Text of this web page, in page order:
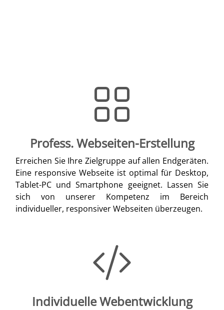
Profess. Webseiten-Erstellung
Erreichen Sie Ihre Zielgruppe auf allen Endgeräten.
Eine responsive Webseite ist optimal für Desktop,
Tablet-PC und Smartphone geeignet. Lassen Sie
sich von unserer Kompetenz im Bereich
individueller, responsiver Webseiten überzeugen.
Individuelle Webentwicklung